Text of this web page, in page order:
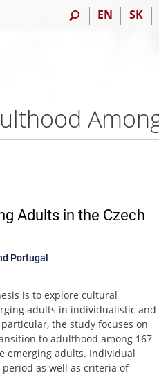
EN SK
Adults in the Czech
Portugal
is to explore cultural
adults in individualistic and
the study focuses on
to adulthood among 167
emerging adults. Individual
as well as criteria of